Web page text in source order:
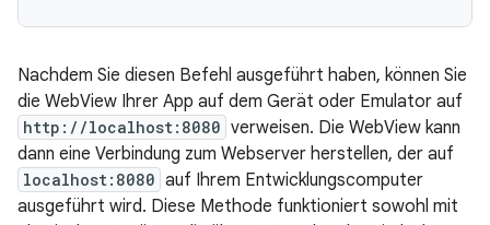
Nachdem Sie diesen Befehl ausgeführt haben, können Sie
die WebView Ihrer App auf dem Gerät oder Emulator auf
http://localhost:8080 verweisen. Die WebView kann
dann eine Verbindung zum Webserver herstellen, der auf
localhost:8080 auf Ihrem Entwicklungscomputer
ausgeführt wird. Diese Methode funktioniert sowohl mit